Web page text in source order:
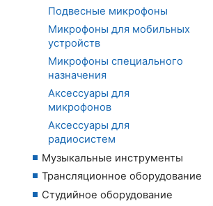
Подвесные микрофоны
Микрофоны для мобильных
устройств
Микрофоны специального
назначения
Аксессуары для
микрофонов
Аксессуары для
радиосистем
Музыкальные инструменты
Трансляционное оборудование
Студийное оборудование